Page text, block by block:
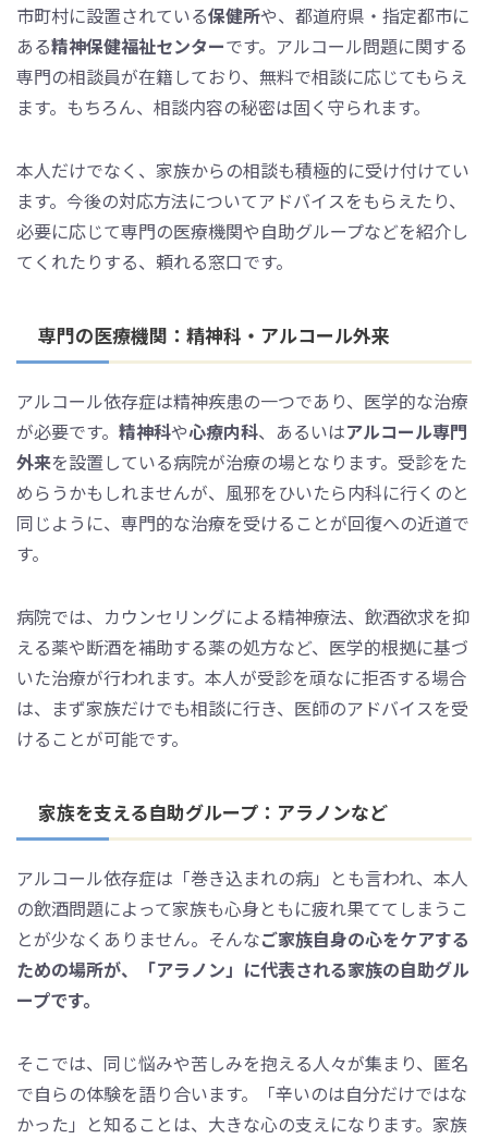
市町村に設置されている保健所や、都道府県・指定都市に
ある精神保健福祉センターです。アルコール問題に関する
専門の相談員が在籍しており、無料で相談に応じてもらえ
ます。もちろん、相談内容の秘密は固く守られます。
本人だけでなく、家族からの相談も積極的に受け付けてい
ます。今後の対応方法についてアドバイスをもらえたり、
必要に応じて専門の医療機関や自助グループなどを紹介し
てくれたりする、頼れる窓口です。
専門の医療機関：精神科・アルコール外来
アルコール依存症は精神疾患の一つであり、医学的な治療
が必要です。 精神科や心療内科、あるいはアルコール専門
外来を設置している病院が治療の場となります。受診をた
めらうかもしれませんが、風邪をひいたら内科に行くのと
同じように、専門的な治療を受けることが回復への近道で
す。
病院では、カウンセリングによる精神療法、飲酒欲求を抑
える薬や断酒を補助する薬の処方など、医学的根拠に基づ
いた治療が行われます。本人が受診を頑なに拒否する場合
は、まず家族だけでも相談に行き、医師のアドバイスを受
けることが可能です。
家族を支える自助グループ：アラノンなど
アルコール依存症は「巻き込まれの病」とも言われ、本人
の飲酒問題によって家族も心身ともに疲れ果ててしまうこ
とが少なくありません。そんなご家族自身の心をケアする
ための場所が、「アラノン」に代表される家族の自助グル
ープです。
そこでは、同じ悩みや苦しみを抱える人々が集まり、匿名
で自らの体験を語り合います。「辛いのは自分だけではな
かった」と知ることは、大きな心の支えになります。家族